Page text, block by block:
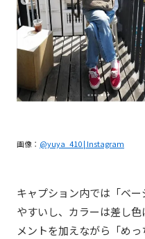
画像： @yuya_410 | Instagram
キャプション内では「ベ
やすいし、カラーは差し
メントを加えながら「め